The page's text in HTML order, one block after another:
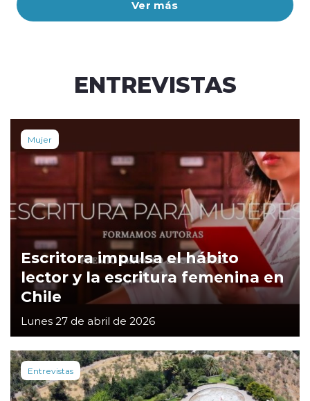
Ver más
ENTREVISTAS
Mujer
Escritora impulsa el hábito
lector y la escritura femenina en
Chile
Lunes 27 de abril de 2026
Entrevistas